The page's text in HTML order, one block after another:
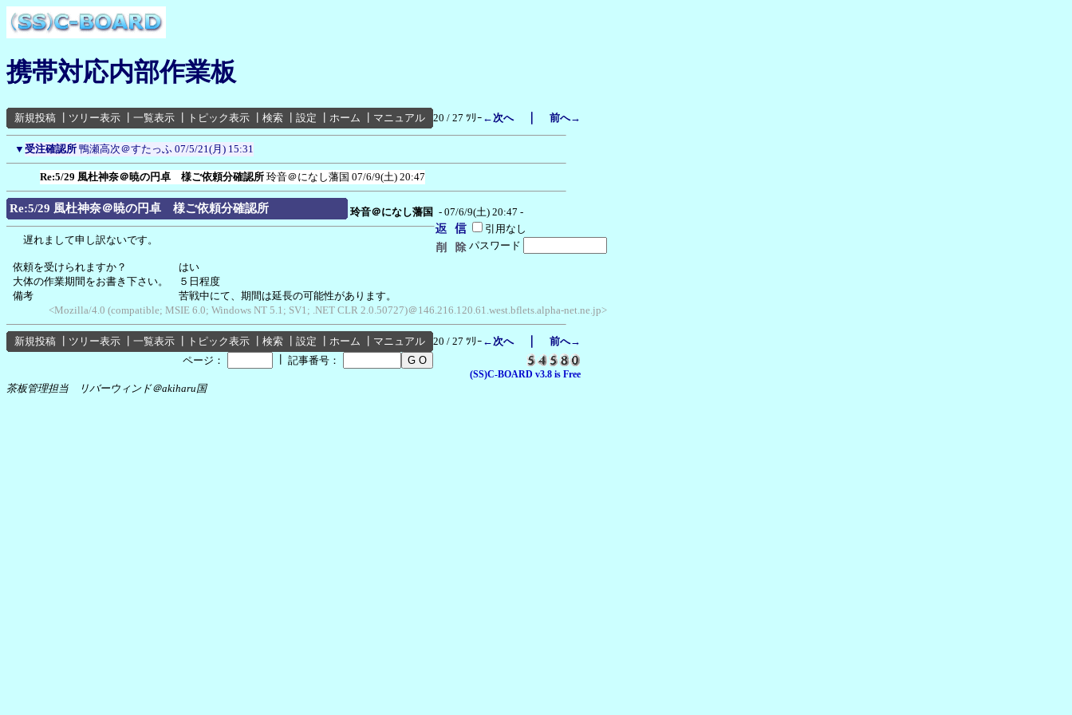
携帯対応内部作業板
新規投稿 ツリー表示 一覧表示 トピック表示 検索 設定 ホーム マニュアル 20 / 27 ﾂﾘｰ ←次へ｜ 前へ→
▼ 受注確認所 鴨瀬高次＠すたっふ 07/5/21(月) 15:31
Re:5/29 風杜神奈＠暁の円卓 様ご依頼分確認所 玲音＠になし藩国 07/6/9(土) 20:47
Re:5/29 風杜神奈＠暁の円卓 様ご依頼分確認所 玲音＠になし藩国 - 07/6/9(土) 20:47 -
引用なし
パスワード
遅れまして申し訳ないです。
依頼を受けられますか？ はい
大体の作業期間をお書き下さい。 ５日程度
備考 苦戦中にて、期間は延長の可能性があります。
<Mozilla/4.0 (compatible; MSIE 6.0; Windows NT 5.1; SV1; .NET CLR 2.0.50727)＠146.216.120.61.west.bflets.alpha-net.ne.jp>
新規投稿 ツリー表示 一覧表示 トピック表示 検索 設定 ホーム マニュアル 20 / 27 ﾂﾘｰ ←次へ｜ 前へ→
ページ：
記事番号：
(SS)C-BOARD v3.8 is Free
茶板管理担当 リバーウィンド＠akiharu国